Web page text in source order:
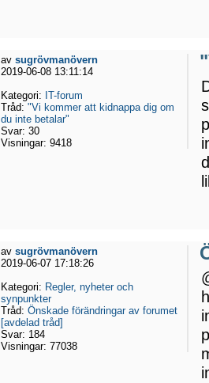
av sugrövmanövern
2019-06-08 13:11:14
Kategori: IT-forum
Tråd: "Vi kommer att kidnappa dig om
du inte betalar"
Svar: 30
Visningar: 9418
av sugrövmanövern
2019-06-07 17:18:26
Kategori: Regler, nyheter och
synpunkter
Tråd: Önskade förändringar av forumet
[avdelad tråd]
Svar: 184
Visningar: 77038